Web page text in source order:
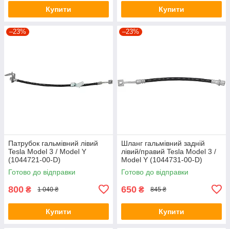
Купити Купити
–23%
Патрубок гальмівний лівий
Tesla Model 3 / Model Y
(1044721-00-D)
Готово до відправки
800 ₴ 1 040 ₴
Купити
–23%
Шланг гальмівний задній
лівий/правий Tesla Model 3 /
Model Y (1044731-00-D)
Готово до відправки
650 ₴ 845 ₴
Купити